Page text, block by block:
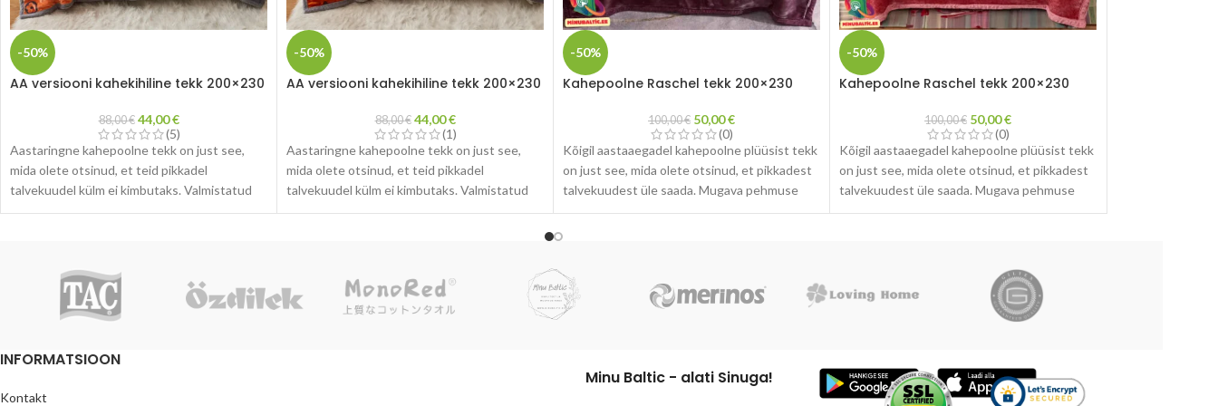
-50%
AA versiooni kahekihiline tekk 200×230
88,00€ 44,00€
(5)
Aastaringne kahepoolne tekk on just see,
mida olete otsinud, et teid pikkadel
talvekuudel külm ei kimbutaks. Valmistatud
suure tihedusega kiududest, mis teevad teki
külalis- või perevoodit.
Soe kahekihiline tekk on suurepärane
kingitus teie perele ja sõpradele.
-50%
AA versiooni kahekihiline tekk 200×230
88,00€ 44,00€
(1)
Aastaringne kahepoolne tekk on just see,
mida olete otsinud, et teid pikkadel
talvekuudel külm ei kimbutaks. Valmistatud
suure tihedusega kiududest, mis teevad teki
Soe kahekihiline tekk on suurepärane
kingitus teie perele ja sõpradele.
-50%
Kahepoolne Raschel tekk 200×230
100,00€ 50,00€
(0)
Kõigil aastaaegadel kahepoolne plüüsist tekk
on just see, mida olete otsinud, et pikkadest
talvekuudest üle saada. Mugava pehmuse
kaks külge pakuvad mõnusat kaisusoojust.
-50%
Kahepoolne Raschel tekk 200×230
100,00€ 50,00€
(0)
Kõigil aastaaegadel kahepoolne plüüsist tekk
on just see, mida olete otsinud, et pikkadest
talvekuudest üle saada. Mugava pehmuse
kaks külge pakuvad mõnusat kaisusoojust.
INFORMATSIOON
Kontakt
Minu Baltic - alati Sinuga!